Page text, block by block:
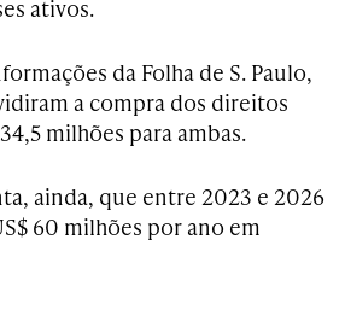
ativos.
da Folha de S. Paulo,
a compra dos direitos
milhões para ambas.
ainda, que entre 2023 e 2026
60 milhões por ano em